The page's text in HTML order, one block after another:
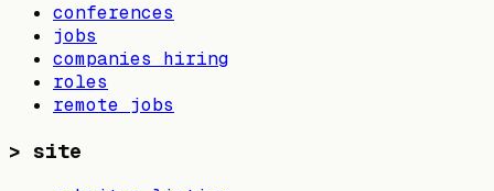
conferences
jobs
companies hiring
roles
remote jobs
> site